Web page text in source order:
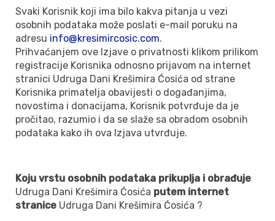
Svaki Korisnik koji ima bilo kakva pitanja u vezi
osobnih podataka može poslati e-mail poruku na
adresu info@kresimircosic.com.
Prihvaćanjem ove Izjave o privatnosti klikom prilikom
registracije Korisnika odnosno prijavom na internet
stranici Udruga Dani Krešimira Ćosića od strane
Korisnika primatelja obavijesti o događanjima,
novostima i donacijama, Korisnik potvrđuje da je
pročitao, razumio i da se slaže sa obradom osobnih
podataka kako ih ova Izjava utvrđuje.
Koju vrstu osobnih podataka prikuplja i obrađuje
Udruga Dani Krešimira Ćosića putem internet
stranice Udruga Dani Krešimira Ćosića ?